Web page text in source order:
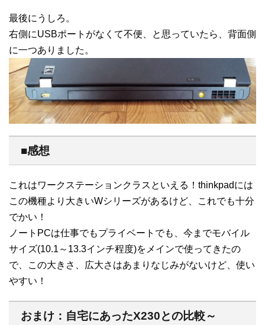
最後にうしろ。
右側にUSBポートがなくて不便、と思っていたら、背面側
に一つありました。
■感想
これはワークステーションクラスといえる！thinkpadには
この機種より大きいWシリーズがあるけど、これでも十分
でかい！
ノートPCは仕事でもプライベートでも、今までモバイル
サイズ(10.1～13.3インチ程度)をメインで使ってきたの
で、この大きさ、広大さはあまりなじみがないけど、使い
やすい！
おまけ：自宅にあったX230との比較～